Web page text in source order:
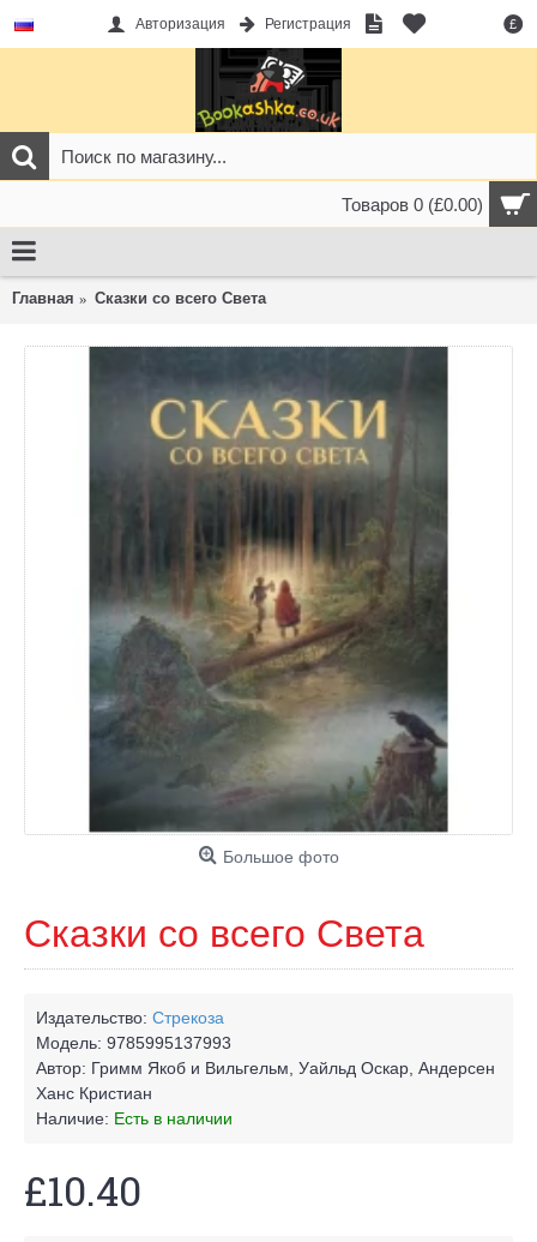
£
Авторизация Регистрация
Товаров 0 (£0.00)
Главная Сказки со всего Света
Большое фото
Сказки со всего Света
Издательство: Стрекоза
Модель: 9785995137993
Автор: Гримм Якоб и Вильгельм, Уайльд Оскар, Андерсен
Ханс Кристиан
Наличие: Есть в наличии
£10.40